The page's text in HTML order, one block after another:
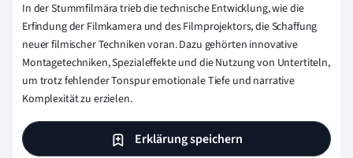
In der Stummfilmära trieb die technische Entwicklung, wie die
Erfindung der Filmkamera und des Filmprojektors, die Schaffung
neuer filmischer Techniken voran. Dazu gehörten innovative
Montagetechniken, Spezialeffekte und die Nutzung von Untertiteln,
um trotz fehlender Tonspur emotionale Tiefe und narrative
Komplexität zu erzielen.
Erklärung speichern